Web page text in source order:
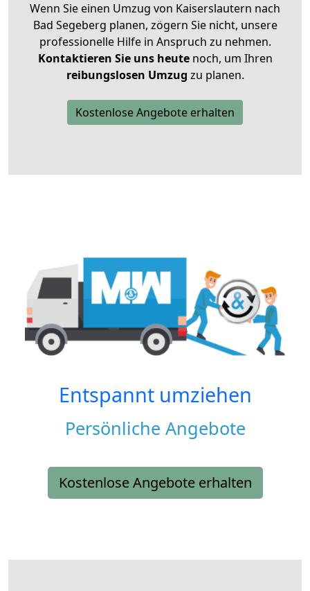
Wenn Sie einen Umzug von Kaiserslautern nach
Bad Segeberg planen, zögern Sie nicht, unsere
professionelle Hilfe in Anspruch zu nehmen.
Kontaktieren Sie uns heutenoch, um Ihren
reibungslosen Umzug zu planen.
Kostenlose Angebote erhalten
Entspannt umziehen
Persönliche Angebote
Kostenlose Angebote erhalten